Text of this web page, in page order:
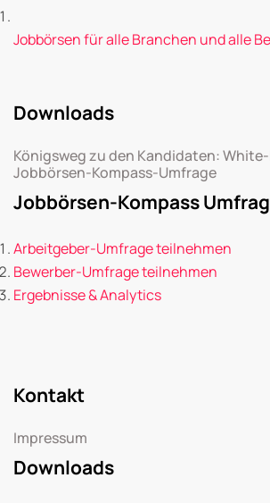
Jobbörsen für alle Branchen und alle
Downloads
Königsweg zu den Kandidaten:
Jobbörsen-Kompass-Umfrage
Jobbörsen-Kompass
Arbeitgeber-Umfrage teilnehmen
Bewerber-Umfrage teilnehmen
Ergebnisse & Analytics
Kontakt
Impressum
Downloads